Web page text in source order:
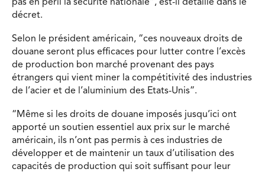
pas en péril la sécurité nationale”, est-il détaillé dans le
décret.
Selon le président américain, “ces nouveaux droits de
douane seront plus efficaces pour lutter contre l’excès
de production bon marché provenant des pays
étrangers qui vient miner la compétitivité des industries
de l’acier et de l’aluminium des Etats-Unis”.
“Même si les droits de douane imposés jusqu’ici ont
apporté un soutien essentiel aux prix sur le marché
américain, ils n’ont pas permis à ces industries de
développer et de maintenir un taux d’utilisation des
capacités de production qui soit suffisant pour leur